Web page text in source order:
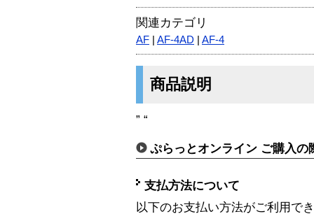
関連カテゴリ
AF AF-4AD AF-4
商品説明
” “
ぷらっとオンライン ご購入の
支払方法について
以下のお支払い方法がご利用で